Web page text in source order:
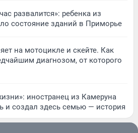
развалится»: ребенка из
состояние зданий в Приморье
на мотоцикле и скейте. Как
диагнозом, от которого
иностранец из Камеруна
и создал здесь семью — история